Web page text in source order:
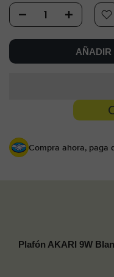
AÑADIR
Compra ahora, paga
Plafón AKARI 9W